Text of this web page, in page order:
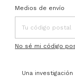
Entregas para el CP:
Medios de envío
No sé mi código
Una